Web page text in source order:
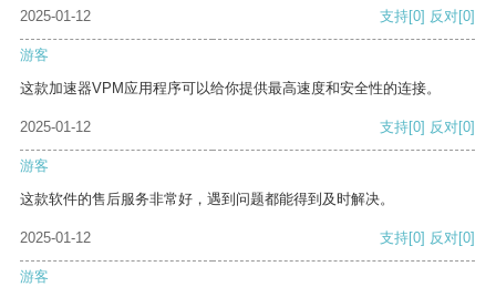
2025-01-12 支持[0] 反对[0]
游客
这款加速器VPM应用程序可以给你提供最高速度和安全性的连接。
2025-01-12 支持[0] 反对[0]
游客
这款软件的售后服务非常好，遇到问题都能得到及时解决。
2025-01-12 支持[0] 反对[0]
游客